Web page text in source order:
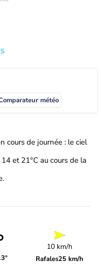
météo
cours de journée : le ciel
et 21°C au cours de la
10 km/h
Rafales25 km/h